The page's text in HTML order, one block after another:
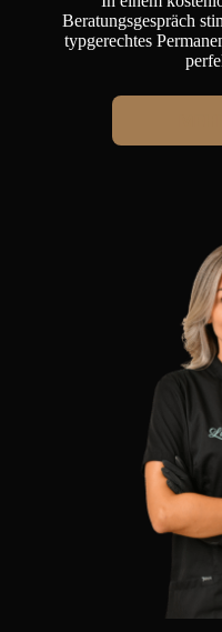
Beratungsgespräch
typgerechtes